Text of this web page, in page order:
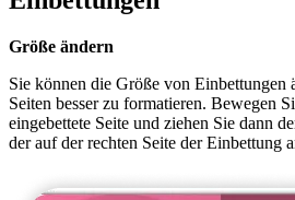
Größe ändern
Sie können die Größe von Einbettungen
Seiten besser zu formatieren. Bewegen
eingebettete Seite und ziehen Sie dann
der auf der rechten Seite der Einbettung